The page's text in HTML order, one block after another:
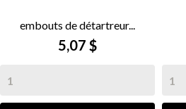
embouts de détartreur...
5,07 $